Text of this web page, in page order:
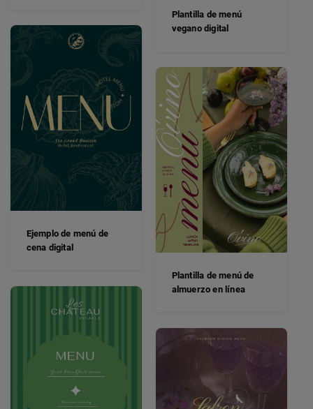
Plantilla de menú
vegano digital
Ejemplo de menú de
cena digital
Plantilla de menú de
almuerzo en línea